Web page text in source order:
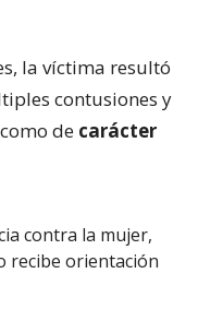
la víctima resultó
contusiones y
de carácter
contra la mujer,
recibe orientación